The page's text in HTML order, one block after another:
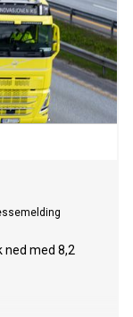
ned med 8,2